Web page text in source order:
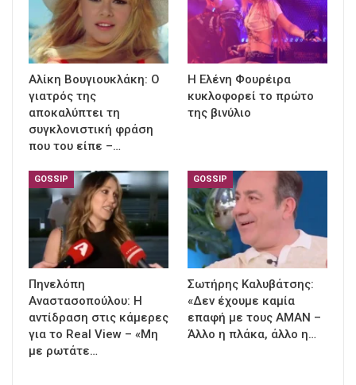
Αλίκη Βουγιουκλάκη: Ο
γιατρός της
αποκαλύπτει τη
συγκλονιστική φράση
που του είπε –…
Η Ελένη Φουρέιρα
κυκλοφορεί το πρώτο
της βινύλιο
GOSSIP
Πηνελόπη
Αναστασοπούλου: Η
αντίδραση στις κάμερες
για το Real View – «Μη
με ρωτάτε…
GOSSIP
Σωτήρης Καλυβάτσης:
«Δεν έχουμε καμία
επαφή με τους ΑΜΑΝ –
Άλλο η πλάκα, άλλο η…